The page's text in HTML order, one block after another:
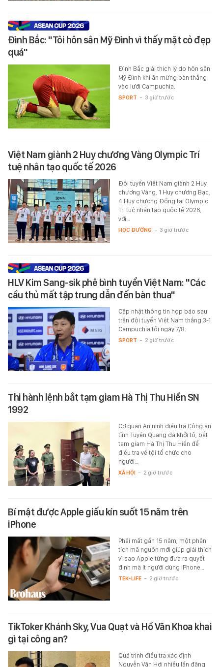
Đình Bắc: "Tôi hôn sân Mỹ Đình vì thấy mặt cỏ đẹp
quá"
Đình Bắc giải thích lý do hôn sân
Mỹ Đình khi ăn mừng bàn thắng
vào lưới Campuchia.
SPORT - 3 giờ trước
Việt Nam giành 2 Huy chương Vàng Olympic Trí
tuệ nhân tạo quốc tế 2026
Đội tuyển Việt Nam giành 2 Huy
chương Vàng, 1 Huy chương Bạc,
4 Huy chương Đồng tại Olympic
Trí tuệ nhân tạo quốc tế 2026,
với…
HỌC ĐƯỜNG - 3 giờ trước
HLV Kim Sang-sik phê bình tuyển Việt Nam: "Các
cầu thủ mất tập trung dẫn đến bàn thua"
Cập nhật thông tin họp báo sau
trận đội tuyển Việt Nam thắng 3-1
Campuchia tối ngày 7/8.
SPORT - 2 giờ trước
Thi hành lệnh bắt tạm giam Hà Thị Thu Hiền SN
1992
Cơ quan An ninh điều tra Công an
tỉnh Tuyên Quang đã khởi tố, bắt
tạm giam Hà Thị Thu Hiền để
điều tra về tội tổ chức cho
người…
XÃ HỘI - 2 giờ trước
Bí mật được Apple giấu kín suốt 15 năm trên
iPhone
Phải mất gần 15 năm, một phân
tích mã nguồn mới giúp giải thích
vì sao Apple từng đưa ra quyết
định mà ít người dùng iPhone…
TEK-LIFE - 2 giờ trước
TikToker Khánh Sky, Vua Quạt và Hồ Văn Khoa khai
gì tại công an?
Quá trình điều tra xác định
Nguyễn Văn Hợi nhiều lần đăng